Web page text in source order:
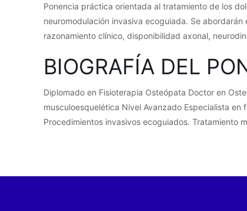
Ponencia práctica orientada al tratamiento de los
neuromodulación invasiva ecoguiada. Se
razonamiento clínico, disponibilidad axonal,
BIOGRAFÍA DEL
Diplomado en Fisioterapia Osteópata Doctor en
musculoesquelética Nivel Avanzado Especialista
Procedimientos invasivos ecoguiados. Tratamiento